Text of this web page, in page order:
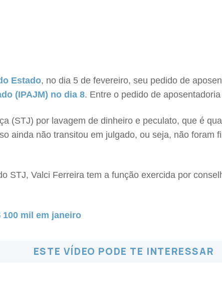
Estado, no dia 5 de fevereiro, seu pedido de
(IPAJM) no dia 8. Entre o pedido de
(STJ) por lavagem de dinheiro e peculato, que é
ainda não transitou em julgado, ou seja, não foram
STJ, Valci Ferreira tem a função exercida por
100 mil em janeiro
ESTE VÍDEO PODE TE INTERESSAR